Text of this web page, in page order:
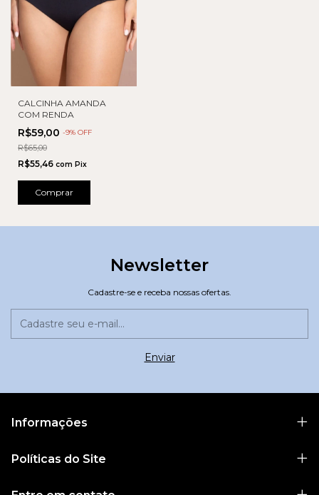
CALCINHA AMANDA
COM RENDA
R$59,00 -9% OFF
R$65,00
R$55,46 com Pix
Comprar
Newsletter
Cadastre-se e receba nossas ofertas.
Informações
Políticas do Site